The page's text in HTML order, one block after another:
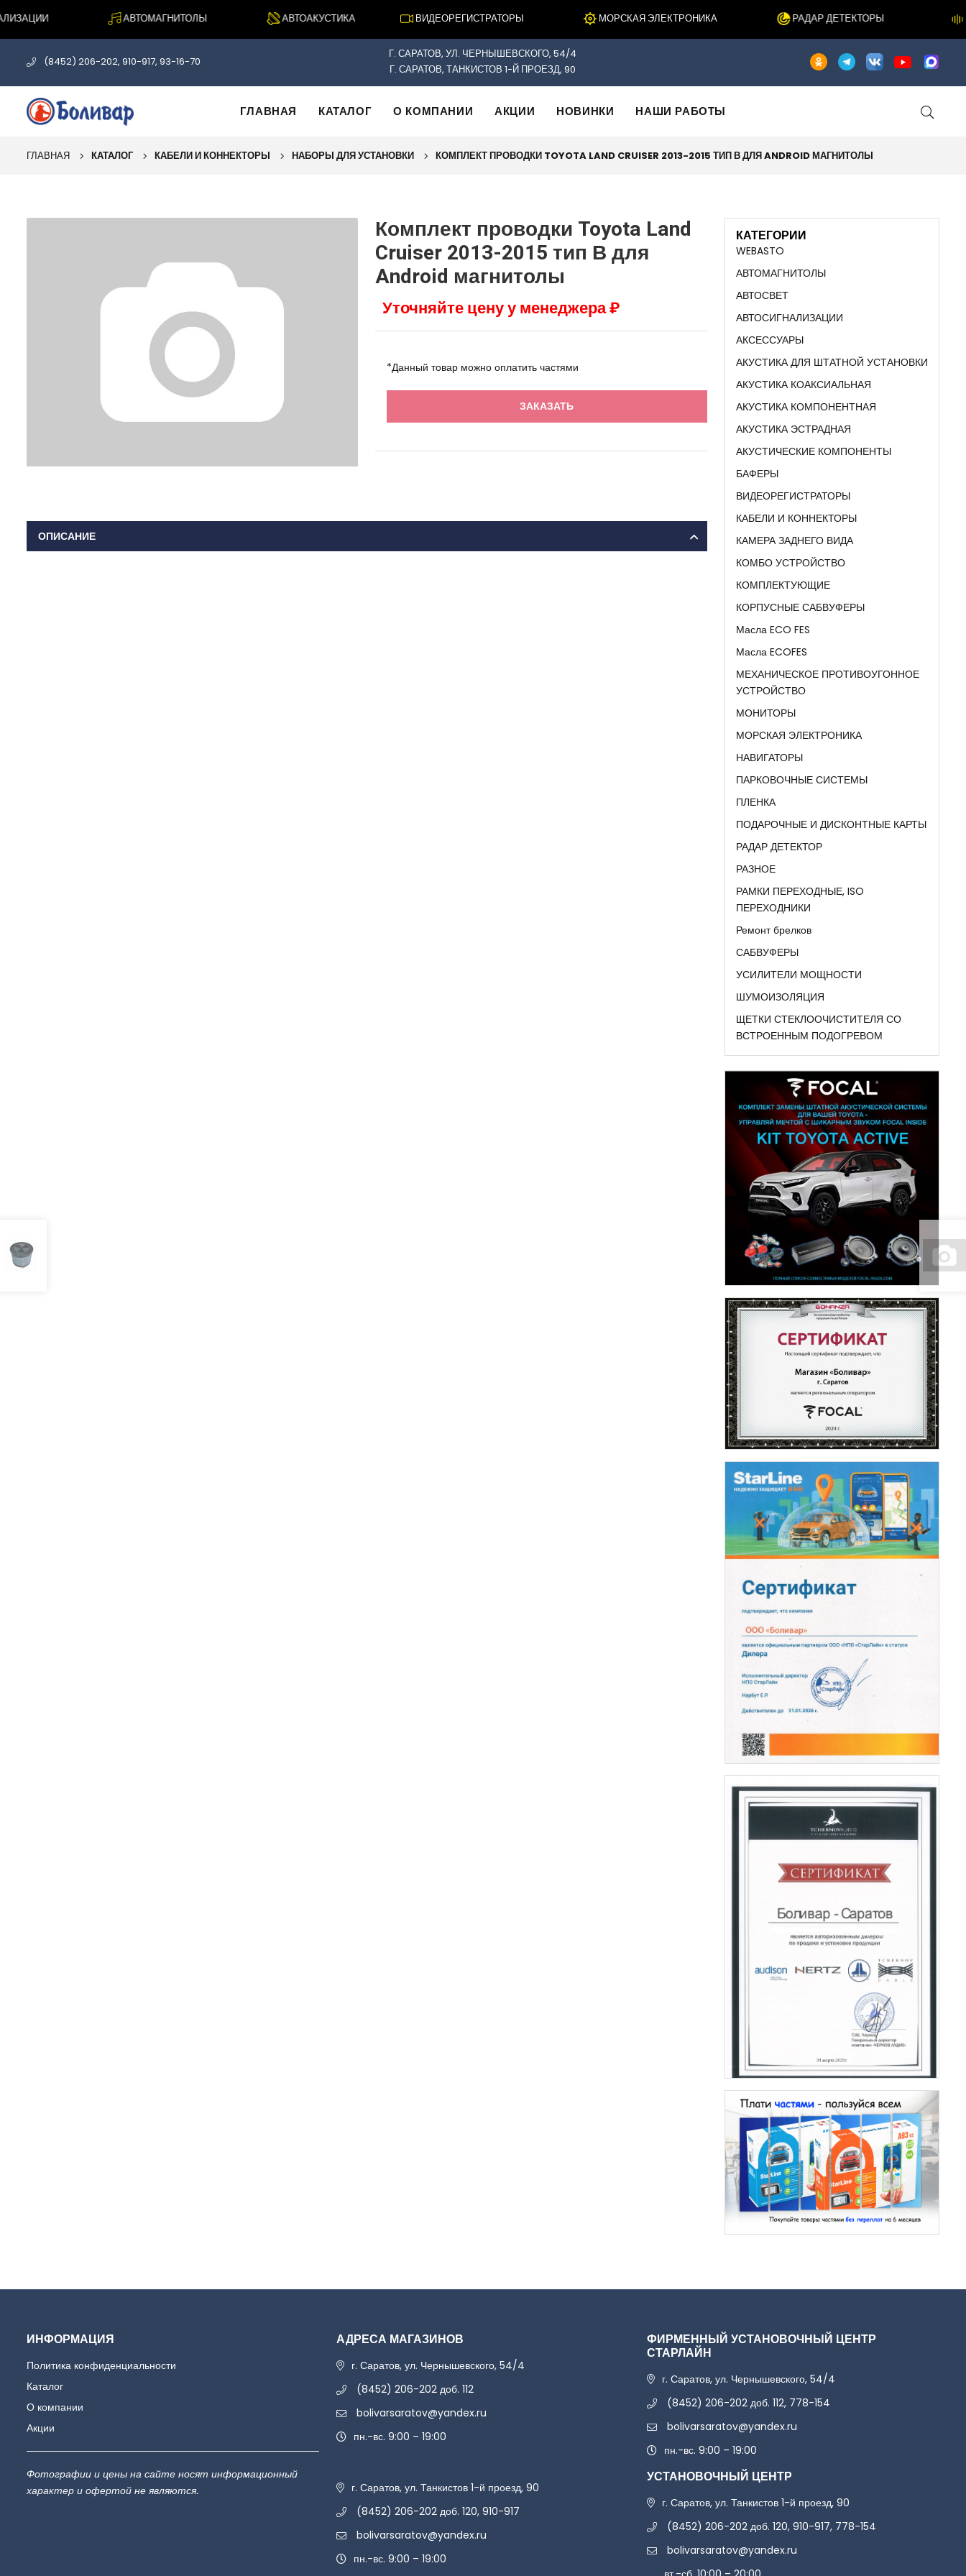
АВТОМАГНИТОЛЫ АВТОАКУСТИКА ВИДЕОРЕГИСТРАТОРЫ МОРСКАЯ ЭЛЕКТРОНИКА РАДАР ДЕТЕКТОРЫ
(8452) 206-202, 910-917, 93-16-70
Г. САРАТОВ, УЛ. ЧЕРНЫШЕВСКОГО, 54/4
Г. САРАТОВ, ТАНКИСТОВ 1-Й ПРОЕЗД, 90
ГЛАВНАЯ КАТАЛОГ О КОМПАНИИ АКЦИИ НОВИНКИ НАШИ РАБОТЫ
ГЛАВНАЯ КАТАЛОГ КАБЕЛИ И КОННЕКТОРЫ НАБОРЫ ДЛЯ УСТАНОВКИ КОМПЛЕКТ ПРОВОДКИ TOYOTA LAND CRUISER 2013-2015 ТИП В ДЛЯ ANDROID МАГНИТОЛЫ
Комплект проводки Toyota Land
Cruiser 2013-2015 тип В для
Android магнитолы
Уточняйте цену у менеджера ₽
*Данный товар можно оплатить частями
ЗАКАЗАТЬ
ОПИСАНИЕ
КАТЕГОРИИ
WEBASTO
АВТОМАГНИТОЛЫ
АВТОСВЕТ
АВТОСИГНАЛИЗАЦИИ
АКСЕССУАРЫ
АКУСТИКА ДЛЯ ШТАТНОЙ УСТАНОВКИ
АКУСТИКА КОАКСИАЛЬНАЯ
АКУСТИКА КОМПОНЕНТНАЯ
АКУСТИКА ЭСТРАДНАЯ
АКУСТИЧЕСКИЕ КОМПОНЕНТЫ
БАФЕРЫ
ВИДЕОРЕГИСТРАТОРЫ
КАБЕЛИ И КОННЕКТОРЫ
КАМЕРА ЗАДНЕГО ВИДА
КОМБО УСТРОЙСТВО
КОМПЛЕКТУЮЩИЕ
КОРПУСНЫЕ САБВУФЕРЫ
Масла ECO FES
Масла ECOFES
МЕХАНИЧЕСКОЕ ПРОТИВОУГОННОЕ
УСТРОЙСТВО
МОНИТОРЫ
МОРСКАЯ ЭЛЕКТРОНИКА
НАВИГАТОРЫ
ПАРКОВОЧНЫЕ СИСТЕМЫ
ПЛЕНКА
ПОДАРОЧНЫЕ И ДИСКОНТНЫЕ КАРТЫ
РАДАР ДЕТЕКТОР
РАЗНОЕ
РАМКИ ПЕРЕХОДНЫЕ, ISO
ПЕРЕХОДНИКИ
Ремонт брелков
САБВУФЕРЫ
УСИЛИТЕЛИ МОЩНОСТИ
ШУМОИЗОЛЯЦИЯ
ЩЕТКИ СТЕКЛООЧИСТИТЕЛЯ СО
ВСТРОЕННЫМ ПОДОГРЕВОМ
ИНФОРМАЦИЯ
Политика конфиденциальности
Каталог
О компании
Акции
Фотографии и цены на сайте носят информационный
характер и офертой не являются.
АДРЕСА МАГАЗИНОВ
г. Саратов, ул. Чернышевского, 54/4
(8452) 206-202 доб. 112
bolivarsaratov@yandex.ru
пн.-вс. 9:00 – 19:00
г. Саратов, ул. Танкистов 1-й проезд, 90
(8452) 206-202 доб. 120, 910-917
bolivarsaratov@yandex.ru
пн.-вс. 9:00 – 19:00
ФИРМЕННЫЙ УСТАНОВОЧНЫЙ ЦЕНТР
СТАРЛАЙН
г. Саратов, ул. Чернышевского, 54/4
(8452) 206-202 доб. 112, 778-154
bolivarsaratov@yandex.ru
пн.-вс. 9:00 – 19:00
УСТАНОВОЧНЫЙ ЦЕНТР
г. Саратов, ул. Танкистов 1-й проезд, 90
(8452) 206-202 доб. 120, 910-917, 778-154
bolivarsaratov@yandex.ru